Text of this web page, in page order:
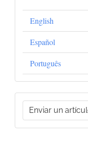
English
Español
Português
Enviar
unEnviar un